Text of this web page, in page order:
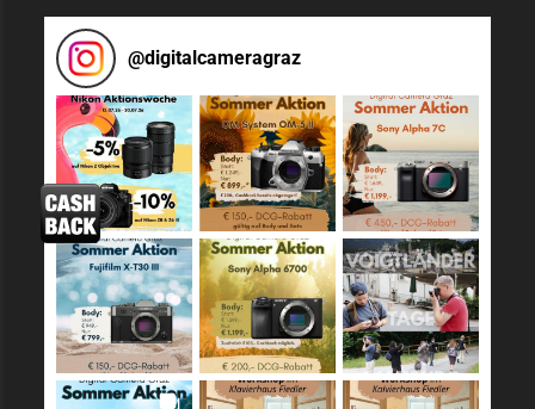
@digitalcameragraz